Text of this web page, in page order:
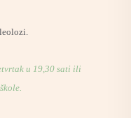
u 19,30 sati ili